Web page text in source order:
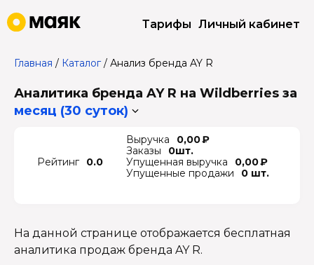
Тарифы Личный кабинет
Главная / Каталог/ Анализ бренда AY R
Аналитика бренда AY R на Wildberries за
месяц (30 суток)
Рейтинг 0.0
Выручка
0,00 ₽
Заказы
0шт.
Упущенная выручка
0,00 ₽
Упущенные продажи
0 шт.
На данной странице отображается бесплатная
аналитика продаж бренда AY R.